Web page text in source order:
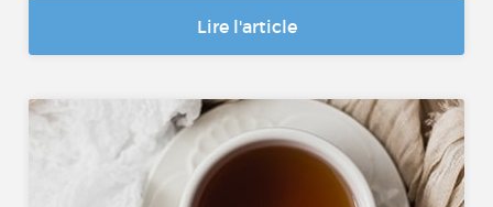
Lire l'article